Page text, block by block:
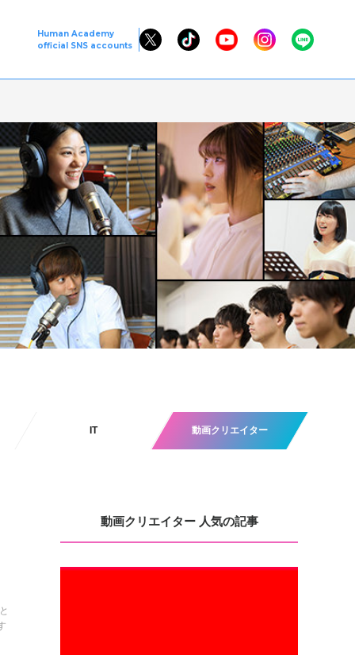
Human Academy
official SNS accounts
IT 動画クリエイター
動画クリエイター 人気の記事